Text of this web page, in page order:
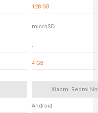
128 GB
microSD
-
4 GB
Xiaomi Redmi
Android